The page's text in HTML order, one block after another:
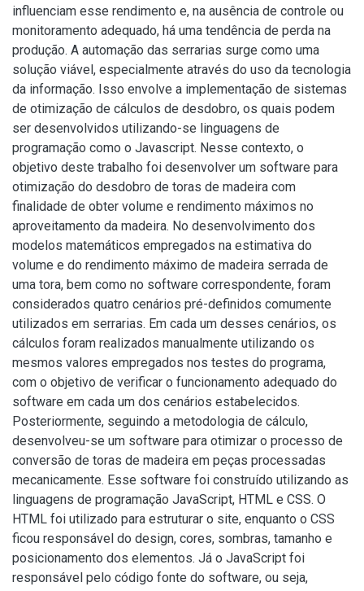
influenciam esse rendimento e, na ausência de controle ou
monitoramento adequado, há uma tendência de perda na
produção. A automação das serrarias surge como uma
solução viável, especialmente através do uso da tecnologia
da informação. Isso envolve a implementação de sistemas
de otimização de cálculos de desdobro, os quais podem
ser desenvolvidos utilizando-se linguagens de
programação como o Javascript. Nesse contexto, o
objetivo deste trabalho foi desenvolver um software para
otimização do desdobro de toras de madeira com
finalidade de obter volume e rendimento máximos no
aproveitamento da madeira. No desenvolvimento dos
modelos matemáticos empregados na estimativa do
volume e do rendimento máximo de madeira serrada de
uma tora, bem como no software correspondente, foram
considerados quatro cenários pré-definidos comumente
utilizados em serrarias. Em cada um desses cenários, os
cálculos foram realizados manualmente utilizando os
mesmos valores empregados nos testes do programa,
com o objetivo de verificar o funcionamento adequado do
software em cada um dos cenários estabelecidos.
Posteriormente, seguindo a metodologia de cálculo,
desenvolveu-se um software para otimizar o processo de
conversão de toras de madeira em peças processadas
mecanicamente. Esse software foi construído utilizando as
linguagens de programação JavaScript, HTML e CSS. O
HTML foi utilizado para estruturar o site, enquanto o CSS
ficou responsável do design, cores, sombras, tamanho e
posicionamento dos elementos. Já o JavaScript foi
responsável pelo código fonte do software, ou seja,